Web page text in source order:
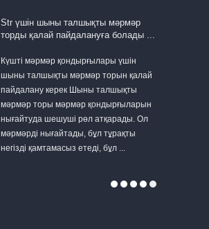
Str үшін шыны талшықты мәрмәр
торды қалай пайдалануға болады ...
Күшті мәрмәр қондырғылары үшін
шыны талшықты мәрмәр торын қалай
пайдалану керек Шыны талшықты
мәрмәр торы мәрмәр қондырғыларын
нығайтуда шешуші рөл атқарады. Ол
мәрмәрді нығайтады, бұл тұрақты
негізді қамтамасыз етеді, бұл ...